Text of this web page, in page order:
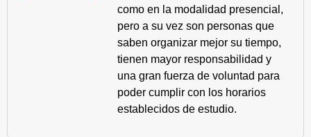
como en la modalidad presencial,
pero a su vez son personas que
saben organizar mejor su tiempo,
tienen mayor responsabilidad y
una gran fuerza de voluntad para
poder cumplir con los horarios
establecidos de estudio.